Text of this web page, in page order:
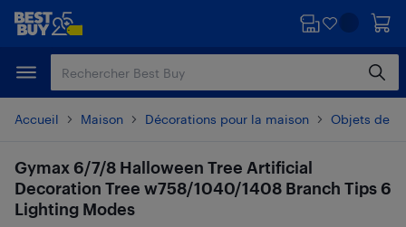
Passer
principal
Passer
Accueil Maison Décorations pour la maison Objets de
Gymax 6/7/8 Halloween Tree Artificial
Decoration Tree w758/1040/1408 Branch Tips 6
Lighting Modes